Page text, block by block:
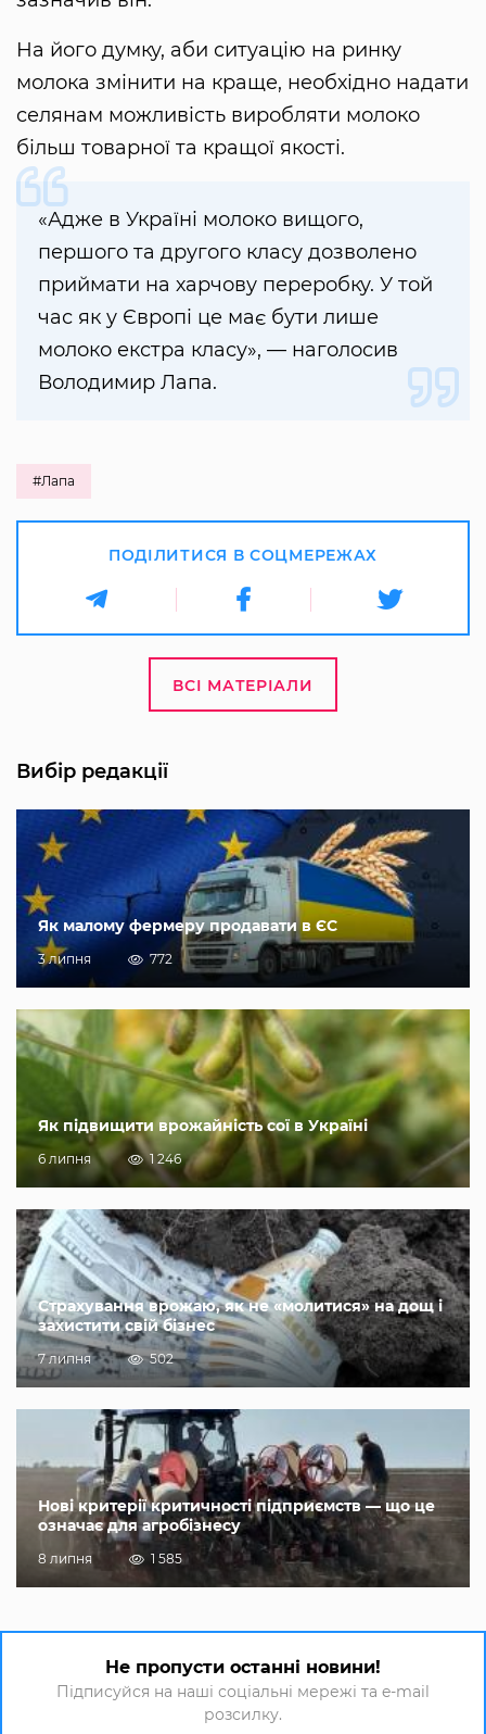
На його думку, аби ситуацію на ринку
молока змінити на краще, необхідно надати
селянам можливість виробляти молоко
більш товарної та кращої якості.
«Адже в Україні молоко вищого,
першого та другого класу дозволено
приймати на харчову переробку. У той
час як у Європі це має бути лише
молоко екстра класу», — наголосив
Володимир Лапа.
#Лапа
ПОДІЛИТИСЯ В СОЦМЕРЕЖАХ
ВСІ МАТЕРІАЛИ
Вибір редакції
Як малому фермеру продавати в ЄС
3 липня 772
Як підвищити врожайність сої в Україні
6 липня 1 246
Страхування врожаю, як не «молитися» на дощ і
захистити свій бізнес
7 липня 502
Нові критерії критичності підприємств — що це
означає для агробізнесу
8 липня 1 585
Не пропусти останні новини!
Підписуйся на наші соціальні мережі та e-mail
розсилку.